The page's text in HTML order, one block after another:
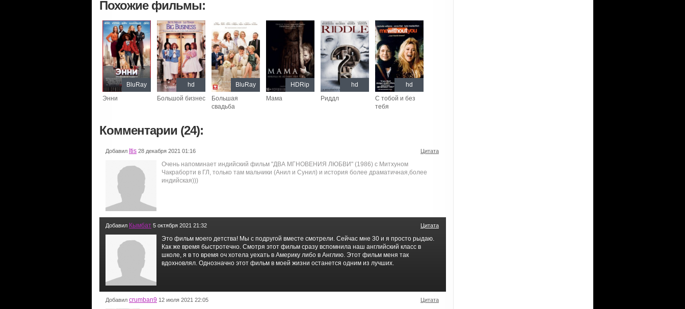
Похожие фильмы:
Энни
BluRay
Большой бизнес
hd
Большая
свадьба
BluRay
Мама
HDRip
Риддл
hd
С тобой и без
тебя
hd
Комментарии (24):
Добавил Itis 28 декабря 2021 01:16 Цитата
Очень напоминает индийский фильм "ДВА МГНОВЕНИЯ ЛЮБВИ" (1986) с Митхуном
Чакраборти в ГЛ, только там мальчики (Анил и Сунил) и история более драматичная,более
индийская)))
Добавил Кымбат 5 октября 2021 21:32 Цитата
Это фильм моего детства! Мы с подругой вместе смотрели. Сейчас мне 30 и я просто рыдаю.
Как же время быстротечно. Смотря этот фильм сразу вспомнила наш английский класс в
школе, я в то время оч хотела уехать в Америку либо в Англию. Этот фильм меня так
вдохновлял. Однозначно этот фильм в моей жизни останется одним из лучших.
Добавил crumban9 12 июля 2021 22:05 Цитата